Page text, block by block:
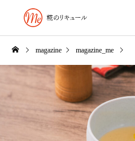
magazine magazine_me